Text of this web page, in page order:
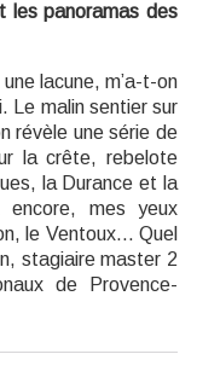
les panoramas des
lacune, m’a-t-on
Le malin sentier sur
révèle une série de
la crête, rebelote
la Durance et la
encore, mes yeux
le Ventoux… Quel
stagiaire master 2
de Provence-